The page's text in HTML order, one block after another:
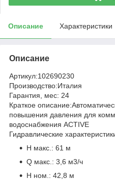
Описание Характеристики
Описание
Артикул:102690230
Производство:Италия
Гарантия, мес: 24
Краткое описание:
повышения давления для
водоснабжения ACTIVE
Гидравлические
H макс.: 61 м
Q макс.: 3,6 м3/ч
H ном.: 42,8 м